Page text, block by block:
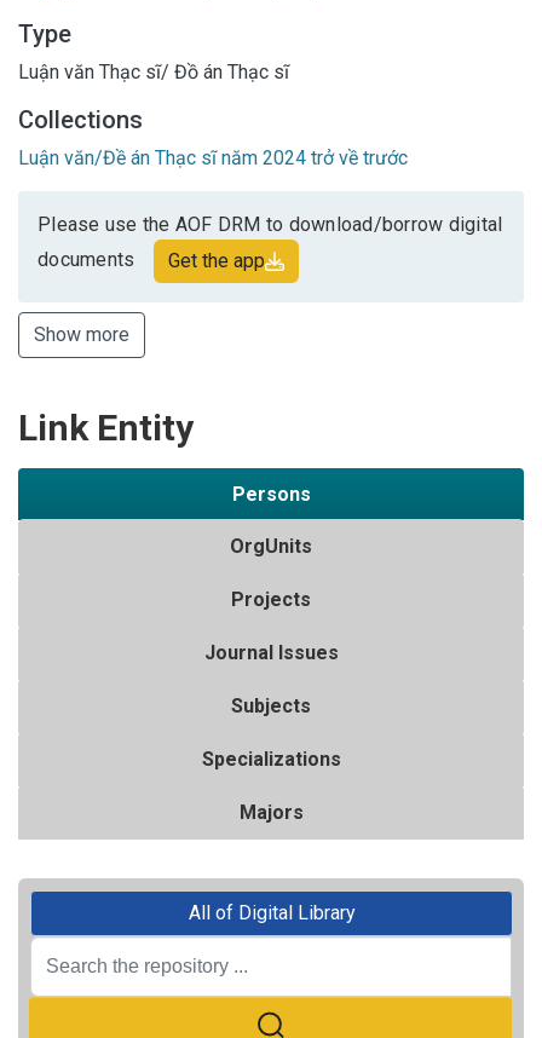
Type
Luận văn Thạc sĩ/ Đồ án Thạc sĩ
Collections
Luận văn/Đề án Thạc sĩ năm 2024 trở về trước
Please use the AOF DRM to download/borrow digital
documents
Get the app
Show more
Link Entity
Persons
OrgUnits
Projects
Journal Issues
Subjects
Specializations
Majors
All of Digital Library